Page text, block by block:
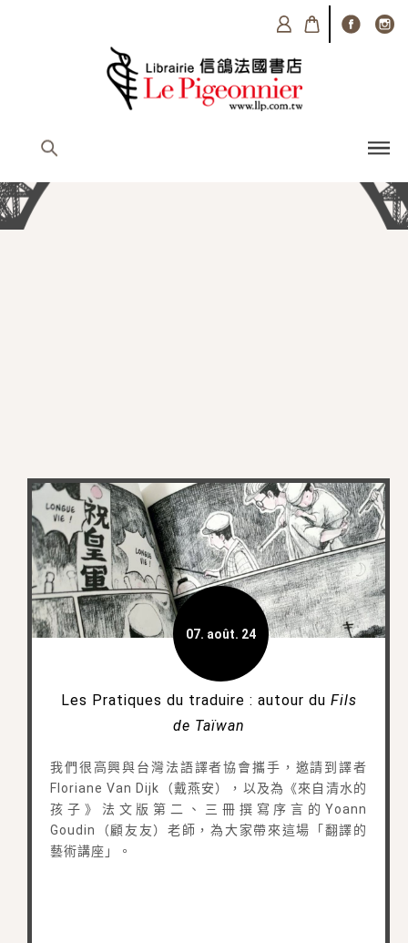
07. août. 24
Les Pratiques du traduire : autour du Fils
de Taïwan
我們很高興與台灣法語譯者協會攜手，邀請到譯者
Floriane Van Dijk（戴燕安），以及為《來自清水的
孩子》法文版第二、三冊撰寫序言的Yoann
Goudin（顧友友）老師，為大家帶來這場「翻譯的
藝術講座」。